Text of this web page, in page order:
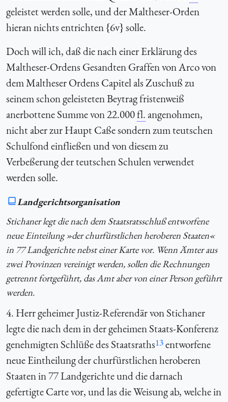
geleistet werden solle, und der Maltheser-Orden
hieran nichts entrichten {6v} solle.
Doch will ich, daß die nach einer Erklärung des
Maltheser-Ordens Gesandten Graffen von Arco von
dem Maltheser Ordens Capitel als Zuschuß zu
seinem schon geleisteten Beytrag fristenweiß
anerbottene Summe von 22.000fl.angenohmen,
nicht aber zur Haupt Caße sondern zum teutschen
Schulfond einfließen und von diesem zu
Verbeßerung der teutschen Schulen verwendet
werden solle.
Landgerichtsorganisation
Stichaner legt die nach dem Staatsratsschluß entworfene
neue Einteilung »der churfürstlichen heroberen Staaten«
in 77 Landgerichte nebst einer Karte vor. Wenn Ämter aus
zwei Provinzen vereinigt werden, sollen die Rechnungen
getrennt fortgeführt, das Amt aber von einer Person geführt
werden.
4. Herr geheimer Justiz-Referendär von Stichaner
legte die nach dem in der geheimen Staats-Konferenz
genehmigten Schlüße des Staatsraths13entworfene
neue Eintheilung der churfürstlichen heroberen
Staaten in 77 Landgerichte und die darnach
gefertigte Carte vor, und las die Weisung ab, welche in